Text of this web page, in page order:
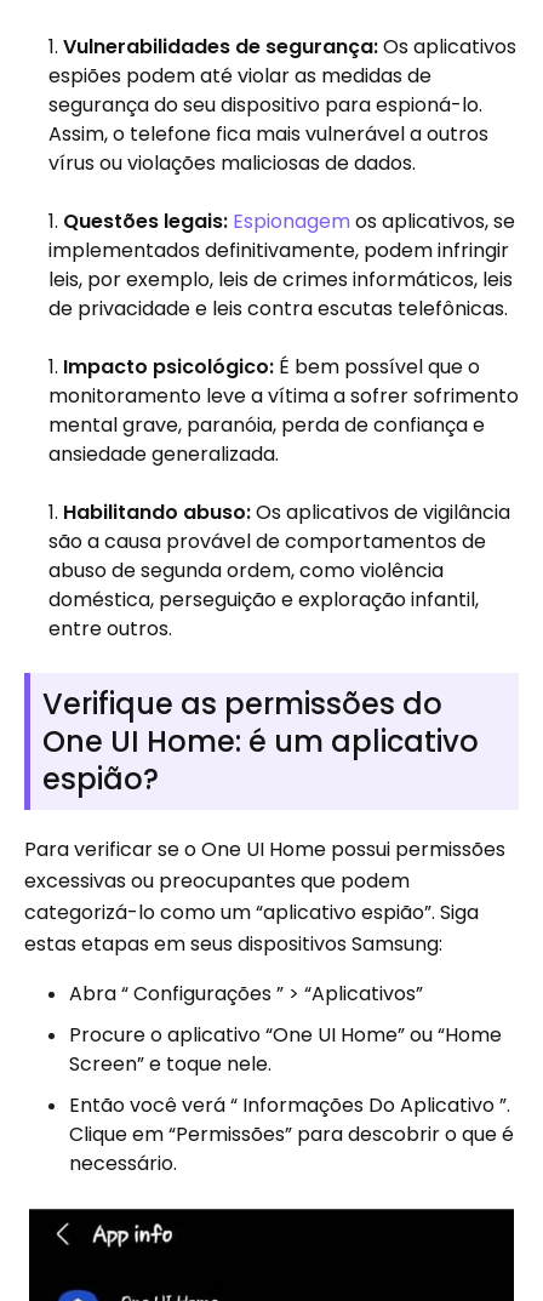
Vulnerabilidades de segurança:Os aplicativos
espiões podem até violar as medidas de
segurança do seu dispositivo para espioná-lo.
Assim, o telefone fica mais vulnerável a outros
vírus ou violações maliciosas de dados.
Questões legais: Espionagem os aplicativos, se
implementados definitivamente, podem infringir
leis, por exemplo, leis de crimes informáticos, leis
de privacidade e leis contra escutas telefônicas.
Impacto psicológico: É bem possível que o
monitoramento leve a vítima a sofrer sofrimento
mental grave, paranóia, perda de confiança e
ansiedade generalizada.
Habilitando abuso:Os aplicativos de vigilância
são a causa provável de comportamentos de
abuso de segunda ordem, como violência
doméstica, perseguição e exploração infantil,
entre outros.
Verifique as permissões do
One UI Home: é um aplicativo
espião?
Para verificar se o One UI Home possui permissões
excessivas ou preocupantes que podem
categorizá-lo como um “aplicativo espião”. Siga
estas etapas em seus dispositivos Samsung:
Abra “ Configurações ” > “Aplicativos”
Procure o aplicativo “One UI Home” ou “Home
Screen” e toque nele.
Então você verá “ Informações Do Aplicativo ”.
Clique em “Permissões” para descobrir o que é
necessário.